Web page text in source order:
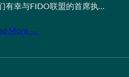
有幸与FIDO联盟的首席执…
More →